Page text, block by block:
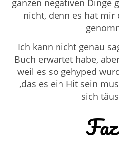
ganzen negativen Dinge
nicht, denn es hat mir
Ich kann nicht genau
Buch erwartet habe,
weil es so gehyped
,das es ein Hit sein
sich